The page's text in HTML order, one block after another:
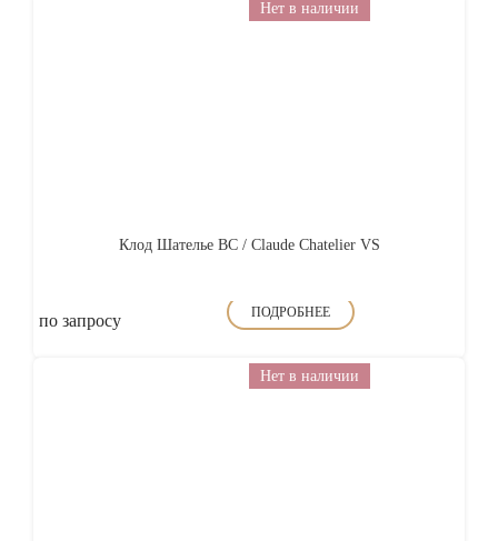
Нет в наличии
Клод Шателье ВС / Claude Chatelier VS
по запросу ПОДРОБНЕЕ
Нет в наличии